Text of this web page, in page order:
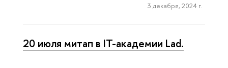
3 декабря, 2024 г.
20 июля митап в IT-академии Lad.